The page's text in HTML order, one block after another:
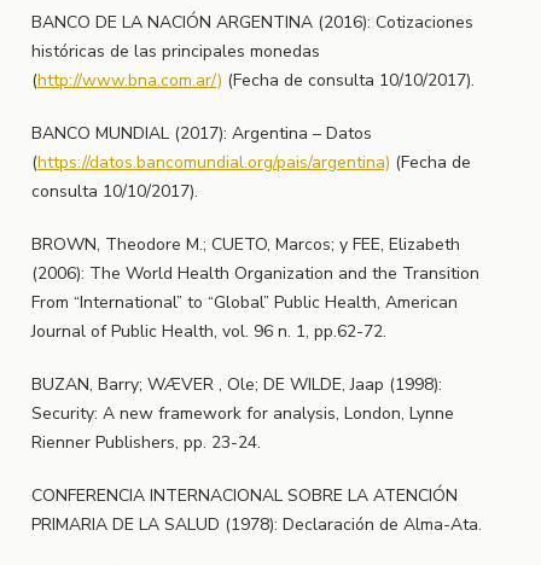
BANCO DE LA NACIÓN ARGENTINA (2016): Cotizaciones
históricas de las principales monedas
(http://www.bna.com.ar/) (Fecha de consulta 10/10/2017).
BANCO MUNDIAL (2017): Argentina – Datos
(https://datos.bancomundial.org/pais/argentina) (Fecha de
consulta 10/10/2017).
BROWN, Theodore M.; CUETO, Marcos; y FEE, Elizabeth
(2006): The World Health Organization and the Transition
From “International” to “Global” Public Health, American
Journal of Public Health, vol. 96 n. 1, pp.62-72.
BUZAN, Barry; WÆVER , Ole; DE WILDE, Jaap (1998):
Security: A new framework for analysis, London, Lynne
Rienner Publishers, pp. 23-24.
CONFERENCIA INTERNACIONAL SOBRE LA ATENCIÓN
PRIMARIA DE LA SALUD (1978): Declaración de Alma-Ata.